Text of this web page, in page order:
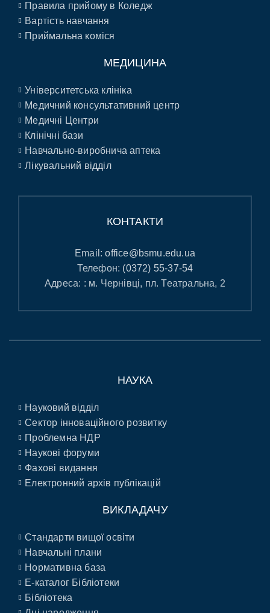
Правила прийому в Коледж
Вартість навчання
Приймальна коміся
МЕДИЦИНА
Університетська клініка
Медичний консультативний центр
Медичні Центри
Клінічні бази
Навчально-виробнича аптека
Лікувальний відділ
КОНТАКТИ
Email:office@bsmu.edu.ua
Телефон: (0372) 55-37-54
Адреса: : м. Чернівці, пл. Театральна, 2
НАУКА
Науковий відділ
Сектор інноваційного розвитку
Проблемна НДР
Наукові форуми
Фахові видання
Електронний архів публікацій
ВИКЛАДАЧУ
Стандарти вищої освіти
Навчальні плани
Нормативна база
E-каталог Бібліотеки
Бібліотека